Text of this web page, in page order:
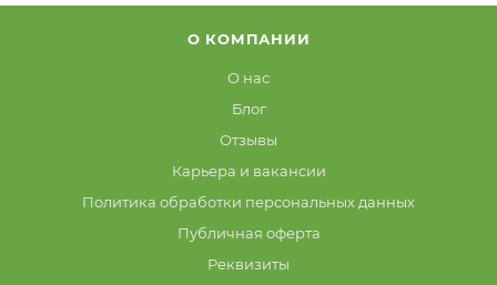
О КОМПАНИИ
О нас
Блог
Отзывы
Карьера и вакансии
Политика обработки персональных данных
Публичная оферта
Реквизиты